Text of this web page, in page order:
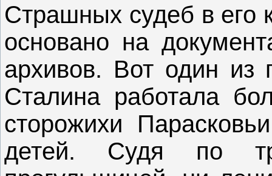
Страшных судеб в его
основано на
архивов. Вот один из
Сталина работала
сторожихи
детей. Судя по